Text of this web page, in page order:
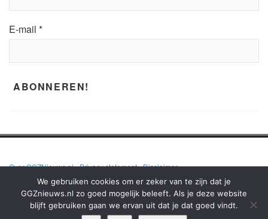
E-mail *
Over GGZNieuws.nl•Privacy statement•Disclaimer
GGZNIEUWS.NL – ELKE DAG HET NIEUWS OVER MENTALE GEZONDHEID
We gebruiken cookies om er zeker van te zijn dat je
GGZnieuws.nl zo goed mogelijk beleeft. Als je deze website
blijft gebruiken gaan we ervan uit dat je dat goed vindt.